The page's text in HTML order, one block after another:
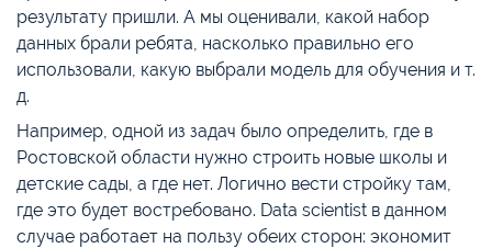
результату пришли. А мы оценивали, какой набор
данных брали ребята, насколько правильно его
использовали, какую выбрали модель для обучения и т.
д.
Например, одной из задач было определить, где в
Ростовской области нужно строить новые школы и
детские сады, а где нет. Логично вести стройку там,
где это будет востребовано. Data scientist в данном
случае работает на пользу обеих сторон: экономит